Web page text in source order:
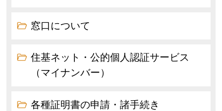
窓口について
住基ネット・公的個人認証サービス
（マイナンバー）
各種証明書の申請・諸手続き